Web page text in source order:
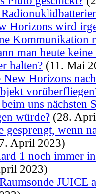
Horizons wird
Kommunikation
man heute keine
halten? (11. Mai
New Horizons
uns nächsten
würde? (28.
gesprengt, wenn
April 2023)
1 noch immer
2023)
JUICE